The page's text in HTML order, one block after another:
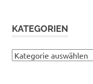
KATEGORIEN
Kategorien